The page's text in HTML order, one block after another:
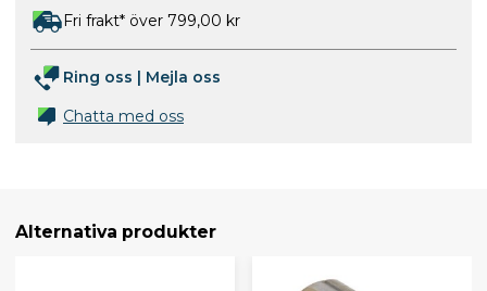
Fri frakt* över 799,00 kr
Ring oss | Mejla oss
Chatta med oss
Alternativa produkter